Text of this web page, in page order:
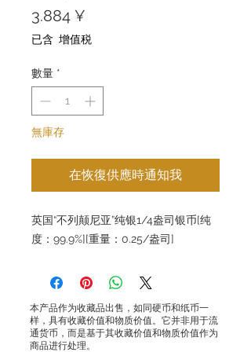
3.884 ¥
格
已含 增值税
數量 *
無庫存
在恢復供應時通知我
英国“不列颠尼亚”纯银1/4盎司银币[纯
度：99.9%][重量：0.25/盎司]
本产品作为收藏品出售，如同硬币和纸币一
样，具有收藏价值和物质价值。它并非用于流
通货币，而是基于其收藏价值和物质价值作为
商品进行处理。